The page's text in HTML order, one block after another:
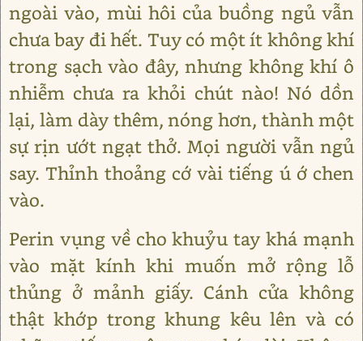
ngoài vào, mùi hôi của buồng ngủ vẫn
chưa bay đi hết. Tuy có một ít không khí
trong sạch vào đây, nhưng không khí ô
nhiễm chưa ra khỏi chút nào! Nó dồn
lại, làm dày thêm, nóng hơn, thành một
sự rịn ướt ngạt thở. Mọi người vẫn ngủ
say. Thỉnh thoảng cớ vài tiếng ú ớ chen
vào.
Perin vụng về cho khuỷu tay khá mạnh
vào mặt kính khi muốn mở rộng lỗ
thủng ở mảnh giấy. Cánh cửa không
thật khớp trong khung kêu lên và có